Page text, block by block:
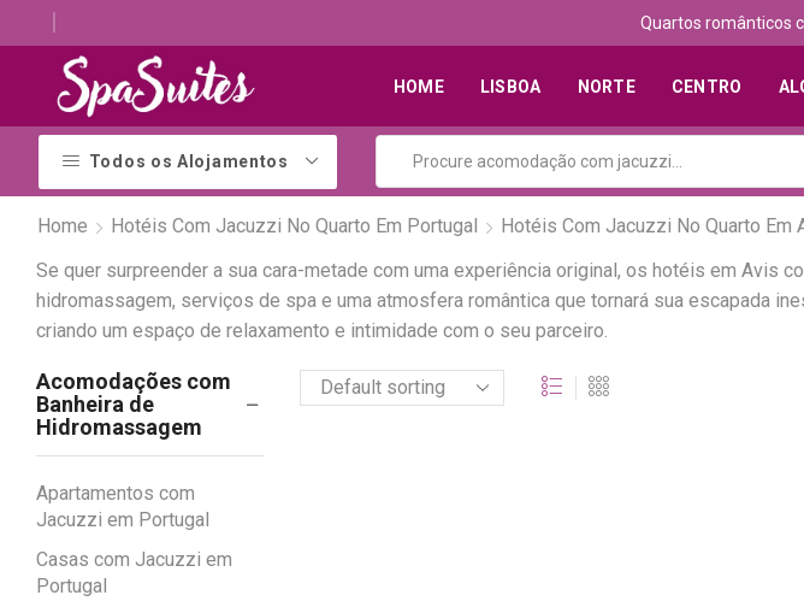
Quartos românticos
HOME LISBOA NORTE CENTRO
Todos os Alojamentos
Home Hotéis Com Jacuzzi No Quarto Em Portugal Hotéis Com Jacuzzi No Quarto Em
Se quer surpreender a sua cara-metade com uma experiência original, os hotéis em Avis
hidromassagem, serviços de spa e uma atmosfera romântica que tornará sua escapada
criando um espaço de relaxamento e intimidade com o seu parceiro.
Acomodações com
Banheira de
Hidromassagem
Apartamentos com
Jacuzzi em Portugal
Casas com Jacuzzi em
Portugal